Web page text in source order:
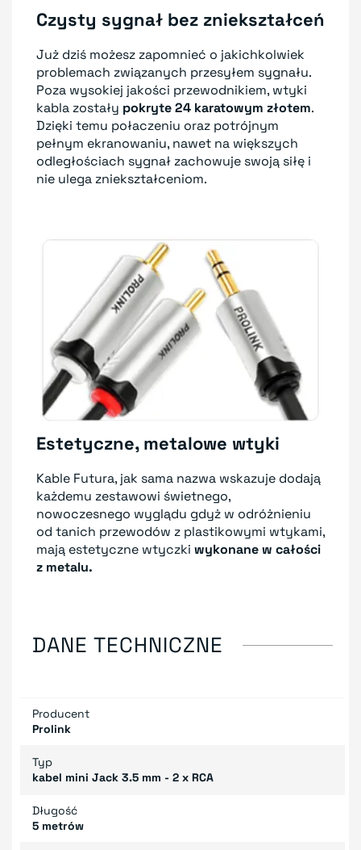
Czysty sygnał bez zniekształceń
Już dziś możesz zapomnieć o jakichkolwiek
problemach związanych przesyłem sygnału.
Poza wysokiej jakości przewodnikiem, wtyki
kabla zostały pokryte 24 karatowym złotem.
Dzięki temu połaczeniu oraz potrójnym
pełnym ekranowaniu, nawet na większych
odległościach sygnał zachowuje swoją siłę i
nie ulega zniekształceniom.
Estetyczne, metalowe wtyki
Kable Futura, jak sama nazwa wskazuje dodają
każdemu zestawowi świetnego,
nowoczesnego wyglądu gdyż w odróżnieniu
od tanich przewodów z plastikowymi wtykami,
mają estetyczne wtyczki wykonane w całości
z metalu.
DANE TECHNICZNE
Producent
Prolink
Typ
kabel mini Jack 3.5 mm - 2 x RCA
Długość
5 metrów